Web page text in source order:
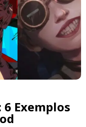
6 Exemplos